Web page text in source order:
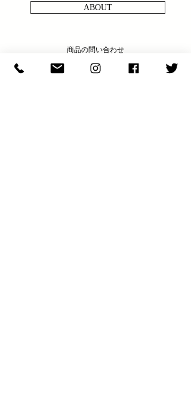
ABOUT
商品の問い合わせ
ENQULRY